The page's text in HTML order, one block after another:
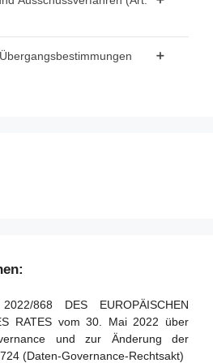
betroffener Personen und
auf ihre Daten
von datenaltruistischen
der Befugnisübertragung
868 DES EUROPÄISCHEN
RATES vom 30. Mai 2022 über
und zur Änderung der
(Daten-Governance-Rechtsakt)